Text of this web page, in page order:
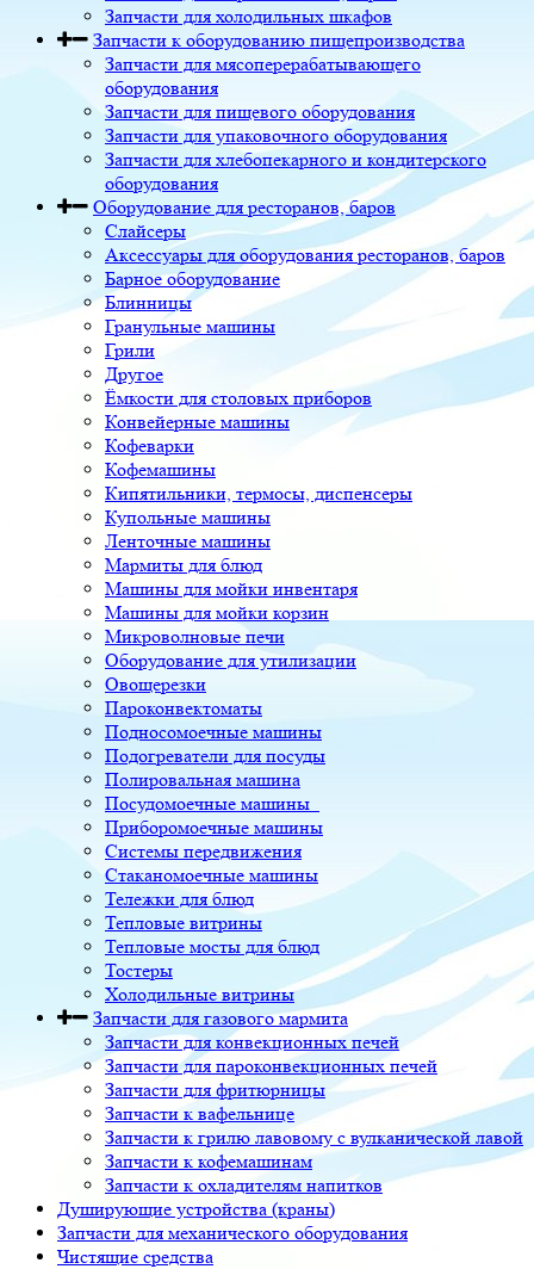
Запчасти для холодильных шкафов
Запчасти к оборудованию пищепроизводства
Запчасти для мясоперерабатывающего
оборудования
Запчасти для пищевого оборудования
Запчасти для упаковочного оборудования
Запчасти для хлебопекарного и кондитерского
оборудования
Оборудование для ресторанов, баров
Слайсеры
Аксессуары для оборудования ресторанов, баров
Барное оборудование
Блинницы
Гранульные машины
Грили
Другое
Ёмкости для столовых приборов
Конвейерные машины
Кофеварки
Кофемашины
Кипятильники, термосы, диспенсеры
Купольные машины
Ленточные машины
Мармиты для блюд
Машины для мойки инвентаря
Машины для мойки корзин
Микроволновые печи
Оборудование для утилизации
Овощерезки
Пароконвектоматы
Подносомоечные машины
Подогреватели для посуды
Полировальная машина
Посудомоечные машины
Приборомоечные машины
Системы передвижения
Стаканомоечные машины
Тележки для блюд
Тепловые витрины
Тепловые мосты для блюд
Тостеры
Холодильные витрины
Запчасти для газового мармита
Запчасти для конвекционных печей
Запчасти для пароконвекционных печей
Запчасти для фритюрницы
Запчасти к вафельнице
Запчасти к грилю лавовому с вулканической лавой
Запчасти к кофемашинам
Запчасти к охладителям напитков
Душирующие устройства (краны)
Запчасти для механического оборудования
Чистящие средства